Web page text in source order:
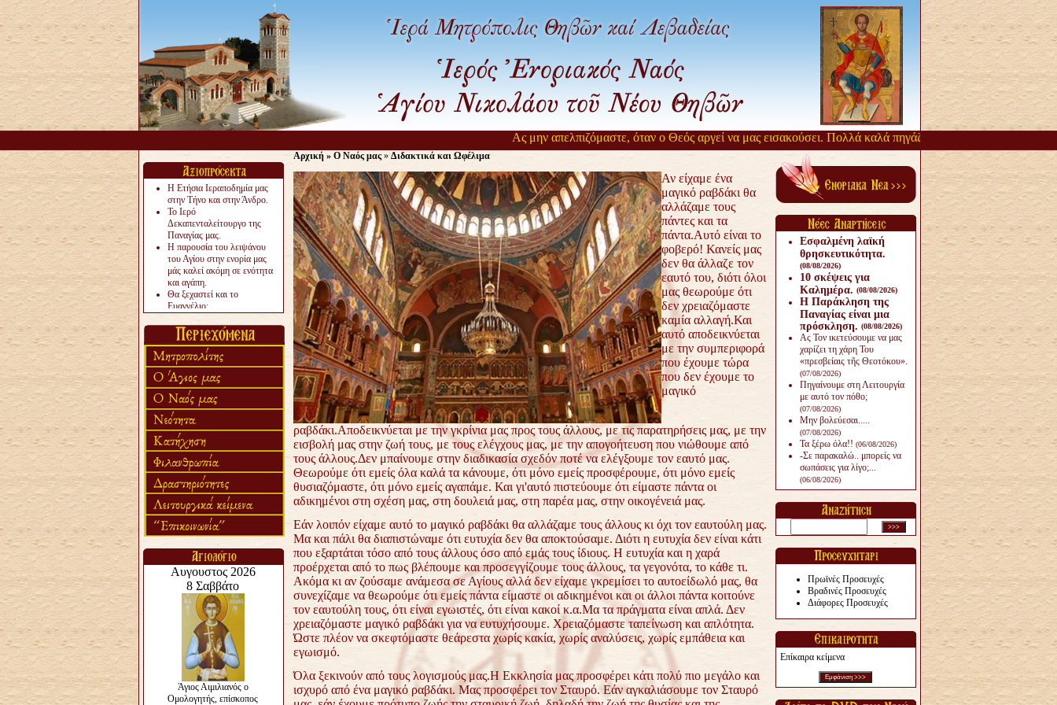
Ας μην απελπιζόμαστε, όταν ο Θεός αργεί να μας εισακούσει. Πολλά καλά πηγάζουν, από την αργοπορία
Η Ετήσια Ιεραποδημία μας
στην Τήνο και στην Άνδρο.
Το Ιερό
Δεκαπενταλείτουργο της
Παναγίας μας.
Η παρουσία του λειψάνου
του Αγίου στην ενορία μας
μάς καλεί ακόμη σε ενότητα
και αγάπη.
Θα ξεχαστεί και το
Ευαγγέλιο;
«πολύ αργά».
Ζητείται....
Αρχική» Ο Ναός μας» Διδακτικά και Ωφέλιμα
Αν είχαμε ένα
μαγικό ραβδάκι θα
αλλάζαμε τους
πάντες και τα
πάντα.Αυτό είναι το
φοβερό! Κανείς μας
δεν θα άλλαζε τον
εαυτό του, διότι όλοι
μας θεωρούμε ότι
δεν χρειαζόμαστε
καμία αλλαγή.Και
αυτό αποδεικνύεται
με την συμπεριφορά
που έχουμε τώρα
που δεν έχουμε το
μαγικό
ραβδάκι.Αποδεικνύεται με την γκρίνια μας προς τους άλλους, με τις παρατηρήσεις μας, με την
εισβολή μας στην ζωή τους, με τους ελέγχους μας, με την απογοήτευση που νιώθουμε από
τους άλλους.Δεν μπαίνουμε στην διαδικασία σχεδόν ποτέ να ελέγξουμε τον εαυτό μας.
Θεωρούμε ότι εμείς όλα καλά τα κάνουμε, ότι μόνο εμείς προσφέρουμε, ότι μόνο εμείς
θυσιαζόμαστε, ότι μόνο εμείς αγαπάμε. Και γι'αυτό πιστεύουμε ότι είμαστε πάντα οι
αδικημένοι στη σχέση μας, στη δουλειά μας, στη παρέα μας, στην οικογένειά μας.
Εάν λοιπόν είχαμε αυτό το μαγικό ραβδάκι θα αλλάζαμε τους άλλους κι όχι τον εαυτούλη μας.
Μα και πάλι θα διαπιστώναμε ότι ευτυχία δεν θα αποκτούσαμε. Διότι η ευτυχία δεν είναι κάτι
που εξαρτάται τόσο από τους άλλους όσο από εμάς τους ίδιους. Η ευτυχία και η χαρά
προέρχεται από το πως βλέπουμε και προσεγγίζουμε τους άλλους, τα γεγονότα, το κάθε τι.
Ακόμα κι αν ζούσαμε ανάμεσα σε Αγίους αλλά δεν είχαμε γκρεμίσει το αυτοείδωλό μας, θα
συνεχίζαμε να θεωρούμε ότι εμείς πάντα είμαστε οι αδικημένοι και οι άλλοι πάντα κοιτούνε
τον εαυτούλη τους, ότι είναι εγωιστές, ότι είναι κακοί κ.α.Μα τα πράγματα είναι απλά. Δεν
χρειαζόμαστε μαγικό ραβδάκι για να ευτυχήσουμε. Χρειαζόμαστε ταπείνωση και απλότητα.
Ώστε πλέον να σκεφτόμαστε θεάρεστα χωρίς κακία, χωρίς αναλύσεις, χωρίς εμπάθεια και
εγωισμό.
Όλα ξεκινούν από τους λογισμούς μας.Η Εκκλησία μας προσφέρει κάτι πολύ πιο μεγάλο και
ισχυρό από ένα μαγικό ραβδάκι. Μας προσφέρει τον Σταυρό. Εάν αγκαλιάσουμε τον Σταυρό
Εσφαλμένη λαϊκή
θρησκευτικότητα.
(08/08/2026)
10 σκέψεις για
Καλημέρα. (08/08/2026)
Η Παράκληση της
Παναγίας είναι μια
πρόσκληση. (08/08/2026)
Ας Τον ικετεύσουμε να μας
χαρίζει τη χάρη Του
«πρεσβείαις τῆς Θεοτόκου».
(07/08/2026)
Πηγαίνουμε στη Λειτουργία
με αυτό τον πόθο;
(07/08/2026)
Μην βολεύεσαι.....
(07/08/2026)
Τα ξέρω όλα!! (06/08/2026)
-Σε παρακαλώ.. μπορείς να
σωπάσεις για λίγο;...
(06/08/2026)
Πρωϊνές Προσευχές
Βραδινές Προσευχές
Διάφορες Προσευχές
Επίκαιρα κείμενα